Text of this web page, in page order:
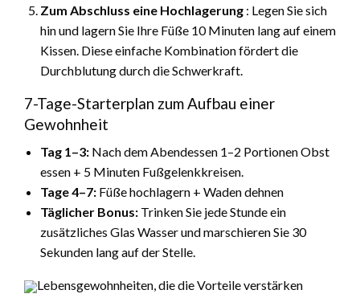
Zum Abschluss eine Hochlagerung : Legen Sie sich
hin und lagern Sie Ihre Füße 10 Minuten lang auf einem
Kissen. Diese einfache Kombination fördert die
Durchblutung durch die Schwerkraft.
7-Tage-Starterplan zum Aufbau einer
Gewohnheit
Tag 1–3: Nach dem Abendessen 1–2 Portionen Obst
essen + 5 Minuten Fußgelenkkreisen.
Tage 4–7: Füße hochlagern + Waden dehnen
Täglicher Bonus: Trinken Sie jede Stunde ein
zusätzliches Glas Wasser und marschieren Sie 30
Sekunden lang auf der Stelle.
Lebensgewohnheiten, die die Vorteile verstärken